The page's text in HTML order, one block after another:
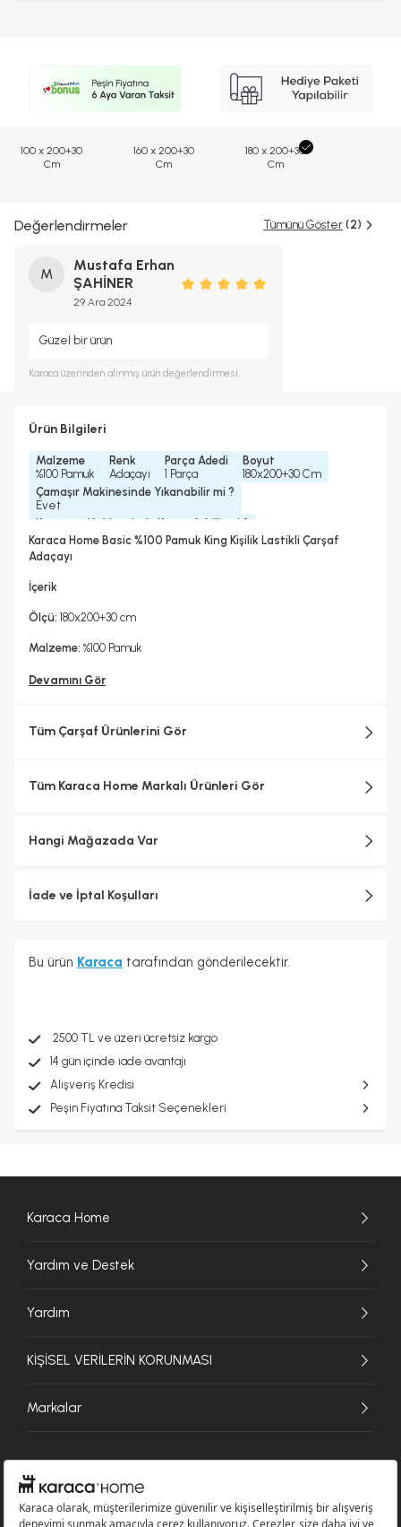
100 x 200+30
Cm
160 x 200+30
Cm
180 x 200+30
Cm
Değerlendirmeler Tümünü Göster (2)
M
Mustafa Erhan
ŞAHİNER
29 Ara 2024
Güzel bir ürün
Karaca üzerinden alınmış ürün değerlendirmesi.
Ürün Bilgileri
Malzeme
%100 Pamuk
Renk
Adaçayı
Parça Adedi
1 Parça
Boyut
180x200+30 Cm
Çamaşır Makinesinde Yıkanabilir mi ?
Evet
Kurutma Makinesinde Kurutulabilir mi ?
Hayır
Kuru Temizleme Yapılabilir
Karaca Home Basic %100 Pamuk King Kişilik Lastikli Çarşaf
Adaçayı
İçerik
Ölçü: 180x200+30 cm
Malzeme: %100 Pamuk
Devamını Gör
Tüm Çarşaf Ürünlerini Gör
Tüm Karaca Home Markalı Ürünleri Gör
Hangi Mağazada Var
İade ve İptal Koşulları
Bu ürün Karaca tarafından gönderilecektir.
2500 TL ve üzeri ücretsiz kargo
14 gün içinde iade avantajı
Alışveriş Kredisi
Peşin Fiyatına Taksit Seçenekleri
Karaca Home
Yardım ve Destek
Yardım
KİŞİSEL VERİLERİN KORUNMASI
Markalar